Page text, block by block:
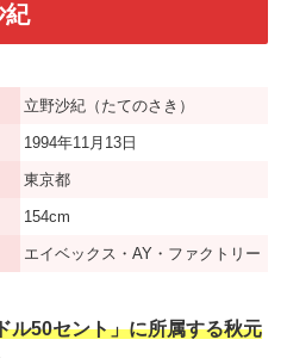
紀
立野沙紀（たてのさき）
1994年11月13日
東京都
154cm
エイベックス・AY・ファクトリー
ル50セント」に所属する秋元